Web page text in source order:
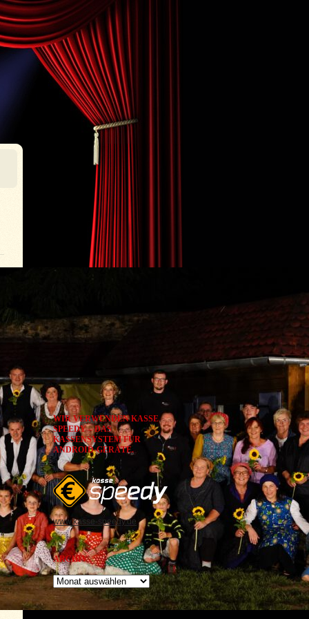
WIR VERWENDEN KASSE
SPEEDY – DAS
KASSENSYSTEM FÜR
ANDROID-GERÄTE.
www.kasse-speedy.de
ARCHIV
Archiv